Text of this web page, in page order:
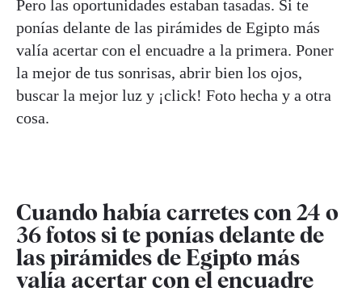
Pero las oportunidades estaban tasadas. Si te
ponías delante de las pirámides de Egipto más
valía acertar con el encuadre a la primera. Poner
la mejor de tus sonrisas, abrir bien los ojos,
buscar la mejor luz y ¡click! Foto hecha y a otra
cosa.
Cuando había carretes con 24 o
36 fotos si te ponías delante de
las pirámides de Egipto más
valía acertar con el encuadre